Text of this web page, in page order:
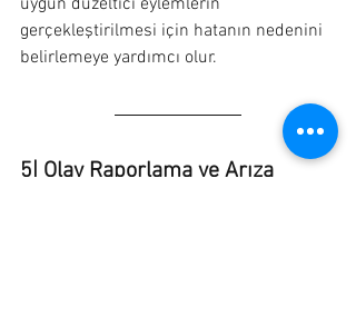
uygun düzeltici eylemlerin
gerçekleştirilmesi için hatanın nedenini
belirlemeye yardımcı olur.
5| Olay Raporlama ve Arıza